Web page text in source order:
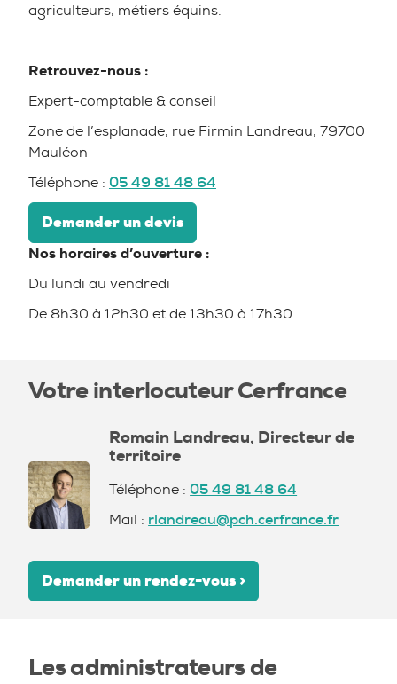
agriculteurs, métiers équins.
Retrouvez-nous :
Expert-comptable & conseil
Zone de l’esplanade, rue Firmin Landreau, 79700
Mauléon
Téléphone : 05 49 81 48 64
Demander un devis
Nos horaires d’ouverture :
Du lundi au vendredi
De 8h30 à 12h30 et de 13h30 à 17h30
Votre interlocuteur Cerfrance
Romain Landreau, Directeur de
territoire
Téléphone : 05 49 81 48 64
Mail : rlandreau@pch.cerfrance.fr
Demander un rendez-vous >
Les administrateurs de